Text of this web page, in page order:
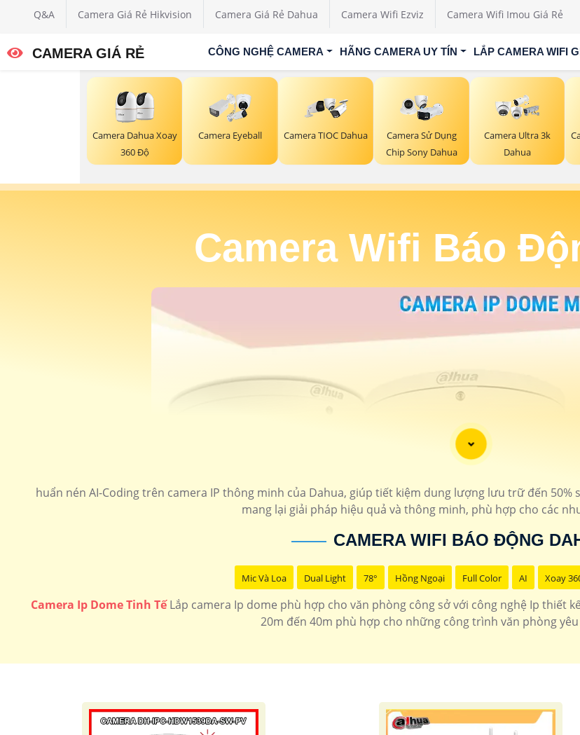
Q&A Camera Giá Rẻ Hikvision Camera Giá Rẻ Dahua Camera Wifi Ezviz Camera Wifi Imou Giá Rẻ
CAMERA GIÁ RẺ CÔNG NGHỆ CAMERA HÃNG CAMERA UY TÍN LẮP CAMERA WIFI
Camera Dahua Xoay
360 Độ
Camera Eyeball Camera TIOC Dahua
Camera Sử Dụng
Chip Sony Dahua
Camera Ultra 3k
Dahua
Camera Wifi Báo
huẩn nén AI-Coding trên camera IP thông minh của Dahua, giúp tiết kiệm dung lượng lưu trữ đến
mang lại giải pháp hiệu quả và thông minh, phù hợp cho các
CAMERA WIFI BÁO ĐỘNG
Mic Và Loa Dual Light 78° Hồng Ngoại Full Color AI Xoay
Camera Ip Dome Tinh TếLắp camera Ip dome phù hợp cho văn phòng công sở với công nghệ Ip thiết
20m đến 40m phù hợp cho những công trình văn phòng